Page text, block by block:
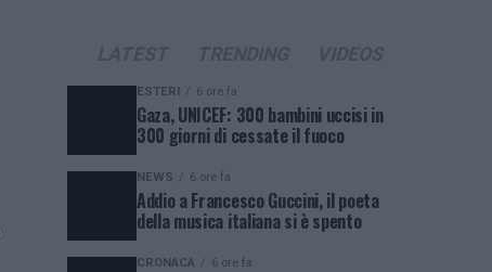
ESTERI 6 ore fa
Gaza, UNICEF: 300 bambini uccisi in
300 giorni di cessate il fuoco
NEWS 6 ore fa
Addio a Francesco Guccini, il poeta
della musica italiana si è spento
CRONACA 6 ore fa